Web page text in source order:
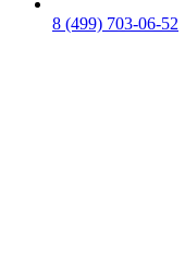
8 (499) 703-06-52